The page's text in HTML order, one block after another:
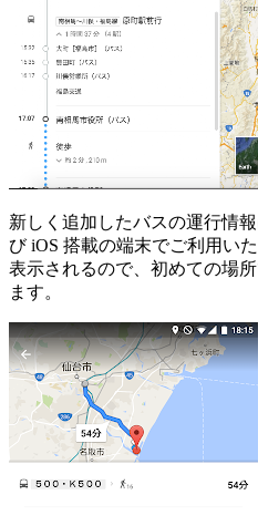
新しく追加したバスの運行情
び iOS 搭載の端末でご利用い
表示されるので、初めての場
ます。